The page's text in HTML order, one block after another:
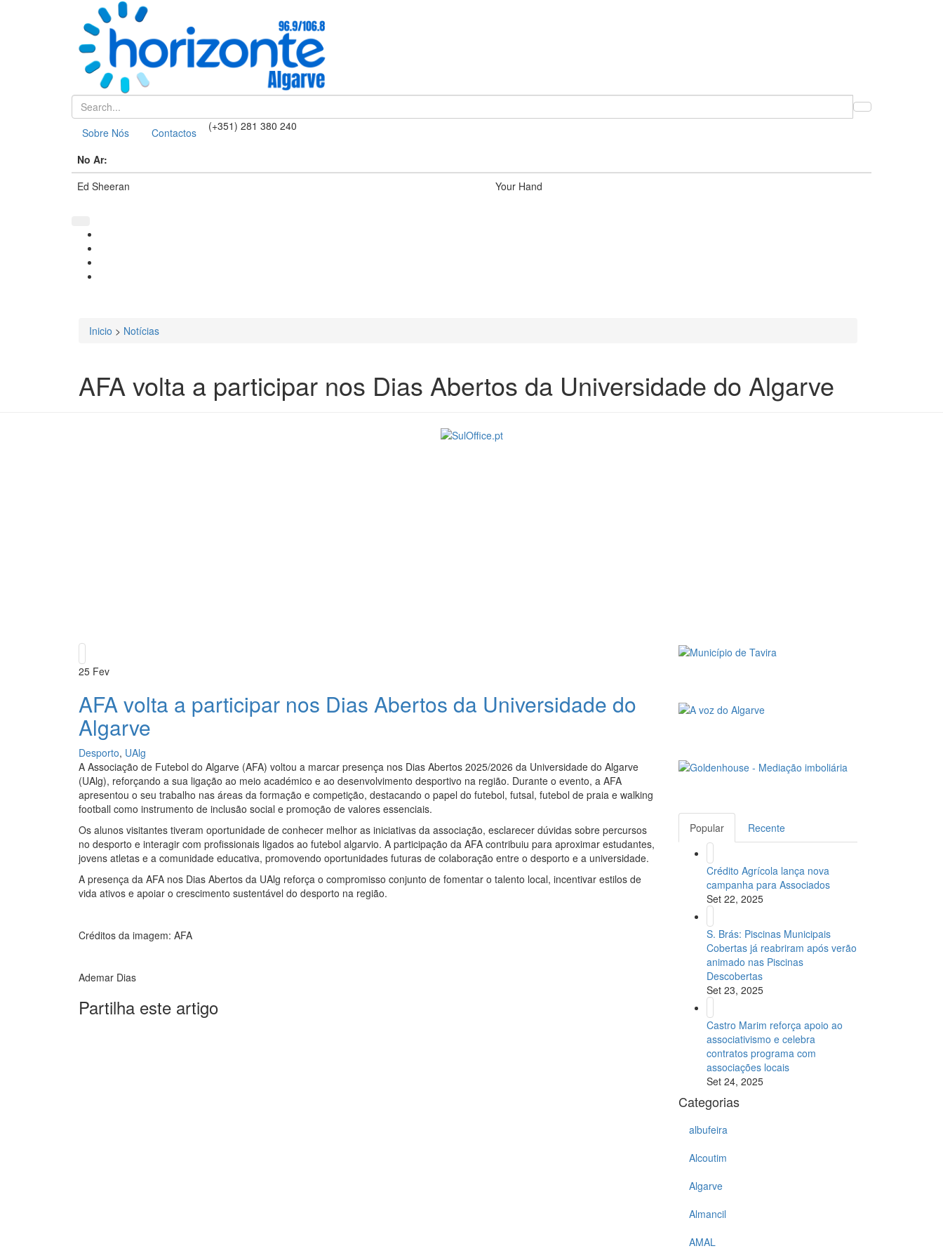
Sobre Nós Contactos (+351) 281 380 240
No Ar:
Ed Sheeran
Your Hand
Está aqui
Inicio > Notícias
AFA volta a participar nos Dias Abertos da Universidade do Algarve
25 Fev
AFA volta a participar nos Dias Abertos da Universidade do
Algarve
Desporto, UAlg
A Associação de Futebol do Algarve (AFA) voltou a marcar presença nos Dias Abertos 2025/2026 da Universidade do Algarve
(UAlg), reforçando a sua ligação ao meio académico e ao desenvolvimento desportivo na região. Durante o evento, a AFA
apresentou o seu trabalho nas áreas da formação e competição, destacando o papel do futebol, futsal, futebol de praia e walking
football como instrumento de inclusão social e promoção de valores essenciais.
Os alunos visitantes tiveram oportunidade de conhecer melhor as iniciativas da associação, esclarecer dúvidas sobre percursos
no desporto e interagir com profissionais ligados ao futebol algarvio. A participação da AFA contribuiu para aproximar estudantes,
jovens atletas e a comunidade educativa, promovendo oportunidades futuras de colaboração entre o desporto e a universidade.
A presença da AFA nos Dias Abertos da UAlg reforça o compromisso conjunto de fomentar o talento local, incentivar estilos de
vida ativos e apoiar o crescimento sustentável do desporto na região.
Créditos da imagem: AFA
Ademar Dias
Partilha este artigo
Popular Recente
Crédito Agrícola lança nova
campanha para Associados
Set 22, 2025
S. Brás: Piscinas Municipais
Cobertas já reabriram após verão
animado nas Piscinas
Descobertas
Set 23, 2025
Castro Marim reforça apoio ao
associativismo e celebra
contratos programa com
associações locais
Set 24, 2025
Categorias
albufeira
Alcoutim
Algarve
Almancil
AMAL